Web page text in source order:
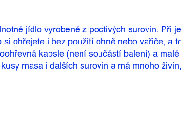
jídlo vyrobené z poctivých surovin. Při
ohřejete i bez použití ohně nebo vařiče, a
kapsle (není součástí balení) a
masa i dalších surovin a má mnoho